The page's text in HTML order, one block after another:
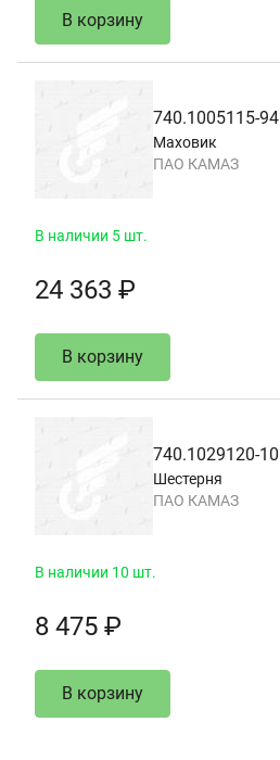
В корзину
740.1005115-94
Маховик
ПАО КАМАЗ
В наличии 5 шт.
24 363 ₽
В корзину
740.1029120-10
Шестерня
ПАО КАМАЗ
В наличии 10 шт.
8 475 ₽
В корзину